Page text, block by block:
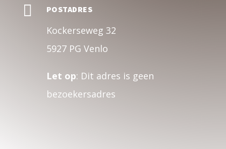
 POSTADRES
Kockerseweg 32
5927 PG Venlo
Let op: Dit adres is geen
bezoekersadres